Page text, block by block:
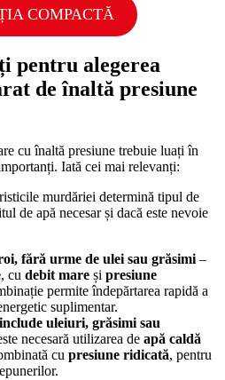
COMPACTĂ
pentru alegerea
de înaltă presiune
cu înaltă presiune trebuie luați în
Iată cei mai relevanți:
murdăriei determină tipul de
de apă necesar și dacă este nevoie
fără urme de ulei sau grăsimi –
, cu debit mare și presiune
permite îndepărtarea rapidă a
suplimentar.
uleiuri, grăsimi sau
necesară utilizarea de apă caldă
cu presiune ridicată, pentru